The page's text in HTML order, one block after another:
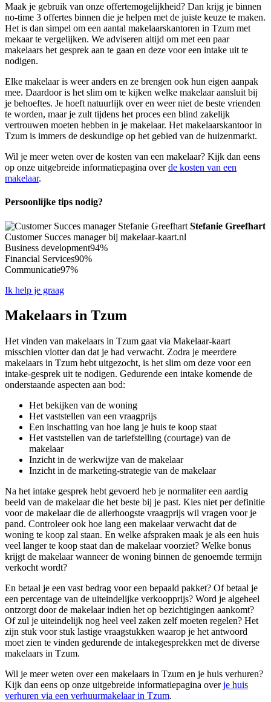
Maak je gebruik van onze offertemogelijkheid? Dan krijg je binnen
no-time 3 offertes binnen die je helpen met de juiste keuze te maken.
Het is dan simpel om een aantal makelaarskantoren in Tzum met
mekaar te vergelijken. We adviseren altijd om met een paar
makelaars het gesprek aan te gaan en deze voor een intake uit te
nodigen.
Elke makelaar is weer anders en ze brengen ook hun eigen aanpak
mee. Daardoor is het slim om te kijken welke makelaar aansluit bij
je behoeftes. Je hoeft natuurlijk over en weer niet de beste vrienden
te worden, maar je zult tijdens het proces een blind zakelijk
vertrouwen moeten hebben in je makelaar. Het makelaarskantoor in
Tzum is immers de deskundige op het gebied van de huizenmarkt.
Wil je meer weten over de kosten van een makelaar? Kijk dan eens
op onze uitgebreide informatiepagina overde kosten van een
makelaar.
Persoonlijke tips nodig?
Stefanie Greefhart
Customer Succes manager bij makelaar-kaart.nl
Business development94%
Financial Services90%
Communicatie97%
Ik help je graag
Makelaars in Tzum
Het vinden van makelaars in Tzum gaat via Makelaar-kaart
misschien vlotter dan dat je had verwacht. Zodra je meerdere
makelaars in Tzum hebt uitgezocht, is het slim om deze voor een
intake-gesprek uit te nodigen. Gedurende een intake komende de
onderstaande aspecten aan bod:
Het bekijken van de woning
Het vaststellen van een vraagprijs
Een inschatting van hoe lang je huis te koop staat
Het vaststellen van de tariefstelling (courtage) van de
makelaar
Inzicht in de werkwijze van de makelaar
Inzicht in de marketing-strategie van de makelaar
Na het intake gesprek hebt gevoerd heb je normaliter een aardig
beeld van de makelaar die het beste bij je past. Kies niet per definitie
voor de makelaar die de allerhoogste vraagprijs wil vragen voor je
pand. Controleer ook hoe lang een makelaar verwacht dat de
woning te koop zal staan. En welke afspraken maak je als een huis
veel langer te koop staat dan de makelaar voorziet? Welke bonus
krijgt de makelaar wanneer de woning binnen de genoemde termijn
verkocht wordt?
En betaal je een vast bedrag voor een bepaald pakket? Of betaal je
een percentage van de uiteindelijke verkoopprijs? Word je algeheel
ontzorgt door de makelaar indien het op bezichtigingen aankomt?
Of zul je uiteindelijk nog heel veel zaken zelf moeten regelen? Het
zijn stuk voor stuk lastige vraagstukken waarop je het antwoord
moet zien te vinden gedurende de intakegesprekken met de diverse
makelaars in Tzum.
Wil je meer weten over een makelaars in Tzum en je huis verhuren?
Kijk dan eens op onze uitgebreide informatiepagina overje huis
verhuren via een verhuurmakelaar in Tzum.